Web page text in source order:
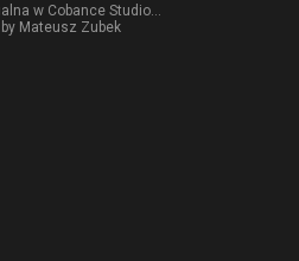
w Cobance Studio…
Mateusz Zubek